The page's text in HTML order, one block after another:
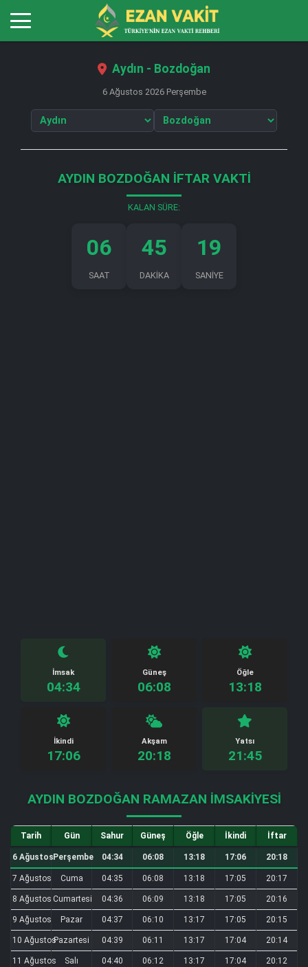
Aydın - Bozdoğan
6 Ağustos 2026 Perşembe
AYDIN BOZDOĞAN İFTAR VAKTI
KALAN SÜRE:
06
SAAT
45
DAKİKA
19
SANİYE
İmsak
04:34
Güneş
06:08
Öğle
13:18
İkindi
17:06
Akşam
20:18
Yatsı
21:45
AYDIN BOZDOĞAN RAMAZAN İMSAKIYESI
Tarih Gün Sahur Güneş Öğle İkindi İftar
6 AğustosPerşembe 04:34 06:08 13:18 17:06 20:18
7 Ağustos Cuma 04:35 06:08 13:18 17:05 20:17
8 Ağustos Cumartesi 04:36 06:09 13:18 17:05 20:16
9 Ağustos Pazar 04:37 06:10 13:17 17:05 20:15
10 AğustosPazartesi 04:39 06:11 13:17 17:04 20:14
11 Ağustos Salı 04:40 06:12 13:17 17:04 20:12